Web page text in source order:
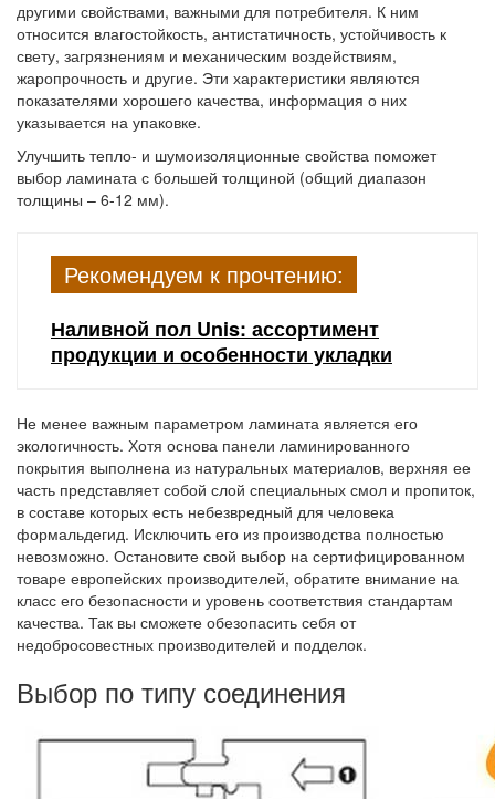
другими свойствами, важными для потребителя. К ним
относится влагостойкость, антистатичность, устойчивость к
свету, загрязнениям и механическим воздействиям,
жаропрочность и другие. Эти характеристики являются
показателями хорошего качества, информация о них
указывается на упаковке.
Улучшить тепло- и шумоизоляционные свойства поможет
выбор ламината с большей толщиной (общий диапазон
толщины – 6-12 мм).
Рекомендуем к прочтению:
Наливной пол Unis: ассортимент
продукции и особенности укладки
Не менее важным параметром ламината является его
экологичность. Хотя основа панели ламинированного
покрытия выполнена из натуральных материалов, верхняя ее
часть представляет собой слой специальных смол и пропиток,
в составе которых есть небезвредный для человека
формальдегид. Исключить его из производства полностью
невозможно. Остановите свой выбор на сертифицированном
товаре европейских производителей, обратите внимание на
класс его безопасности и уровень соответствия стандартам
качества. Так вы сможете обезопасить себя от
недобросовестных производителей и подделок.
Выбор по типу соединения